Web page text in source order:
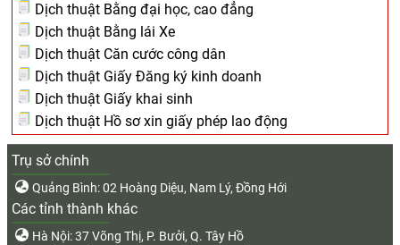
Dịch thuật Bằng đại học, cao đẳng
Dịch thuật Bằng lái Xe
Dịch thuật Căn cước công dân
Dịch thuật Giấy Đăng ký kinh doanh
Dịch thuật Giấy khai sinh
Dịch thuật Hồ sơ xin giấy phép lao động
Trụ sở chính
Quảng Bình: 02 Hoàng Diệu, Nam Lý, Đồng Hới
Các tỉnh thành khác
Hà Nội: 37 Võng Thị, P. Bưởi, Q. Tây Hồ